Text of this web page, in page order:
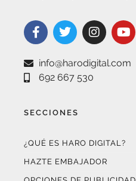
info@harodigital.com
692 667 530
SECCIONES
¿QUÉ ES HARO DIGITAL?
HAZTE EMBAJADOR